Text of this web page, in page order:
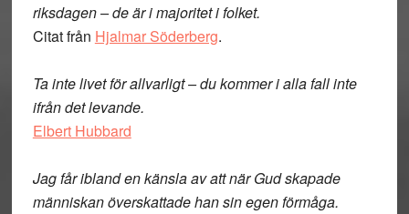
riksdagen – de är i majoritet i folket.
Citat från Hjalmar Söderberg.
Ta inte livet för allvarligt – du kommer i alla fall inte
ifrån det levande.
Elbert Hubbard
Jag får ibland en känsla av att när Gud skapade
människan överskattade han sin egen förmåga.